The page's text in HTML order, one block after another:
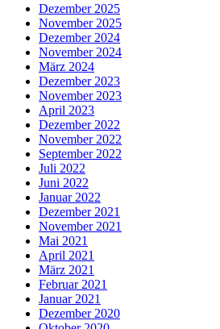
Dezember 2025
November 2025
Dezember 2024
November 2024
März 2024
Dezember 2023
November 2023
April 2023
Dezember 2022
November 2022
September 2022
Juli 2022
Juni 2022
Januar 2022
Dezember 2021
November 2021
Mai 2021
April 2021
März 2021
Februar 2021
Januar 2021
Dezember 2020